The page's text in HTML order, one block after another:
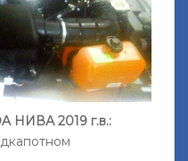
НИВА 2019 г.в.: